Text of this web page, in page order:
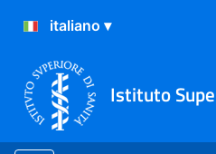
Istituto